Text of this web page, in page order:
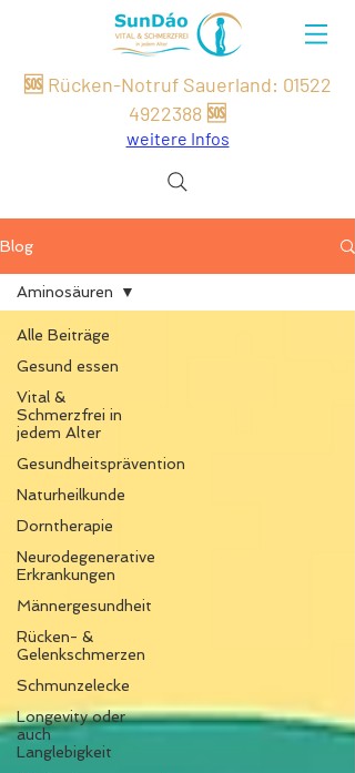
🆘 Rücken-Notruf Sauerland: 01522
4922388 🆘
weitere Infos
Blog
Alle Beiträge
Gesund essen
Vital &
Schmerzfrei in
jedem Alter
Gesundheitsprävention
Naturheilkunde
Dorntherapie
Neurodegenerative
Erkrankungen
Männergesundheit
Rücken- &
Gelenkschmerzen
Schmunzelecke
Longevity oder
auch
Langlebigkeit
Aminosäuren